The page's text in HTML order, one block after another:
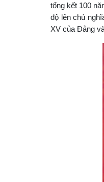
tổng kết 100
độ lên chủ
XV của Đảng